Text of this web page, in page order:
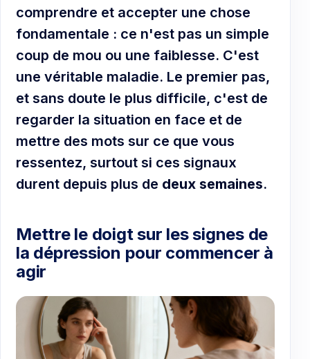
comprendre et accepter une chose
fondamentale : ce n'est pas un simple
coup de mou ou une faiblesse. C'est
une véritable maladie. Le premier pas,
et sans doute le plus difficile, c'est de
regarder la situation en face et de
mettre des mots sur ce que vous
ressentez, surtout si ces signaux
durent depuis plus de deux semaines.
Mettre le doigt sur les signes de
la dépression pour commencer à
agir